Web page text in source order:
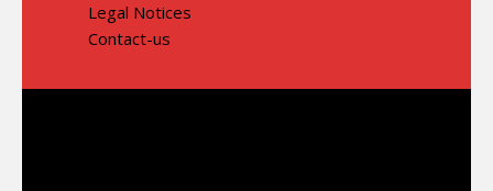
Legal Notices
Contact-us